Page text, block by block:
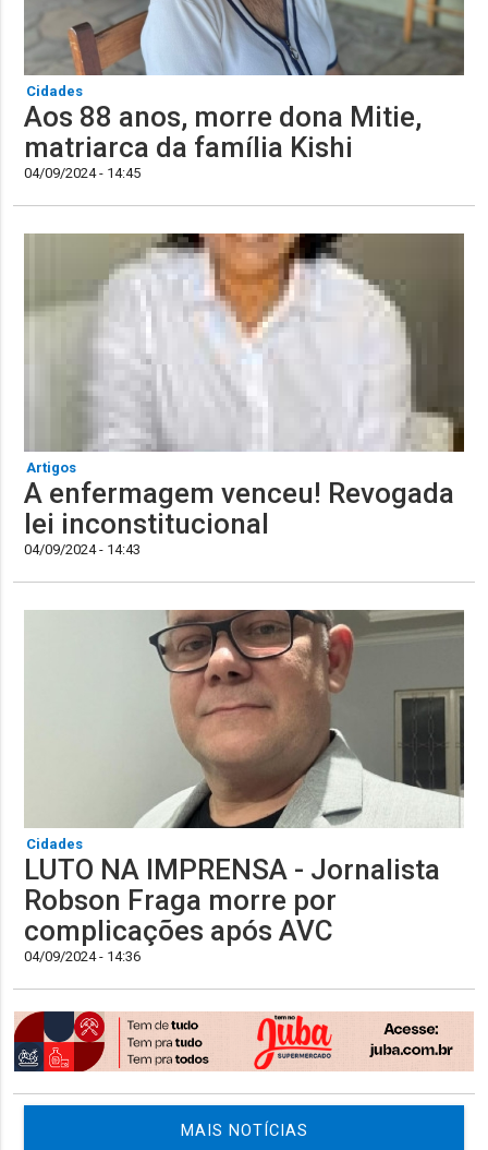
Cidades
Aos 88 anos, morre dona Mitie,
matriarca da família Kishi
04/09/2024 - 14:45
Artigos
A enfermagem venceu! Revogada
lei inconstitucional
04/09/2024 - 14:43
Cidades
LUTO NA IMPRENSA - Jornalista
Robson Fraga morre por
complicações após AVC
04/09/2024 - 14:36
MAIS NOTÍCIAS